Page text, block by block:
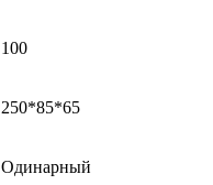
100
250*85*65
Одинарный